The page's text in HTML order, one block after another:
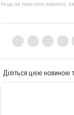
Якщо ви помітили помилку,
Діліться цією новиною